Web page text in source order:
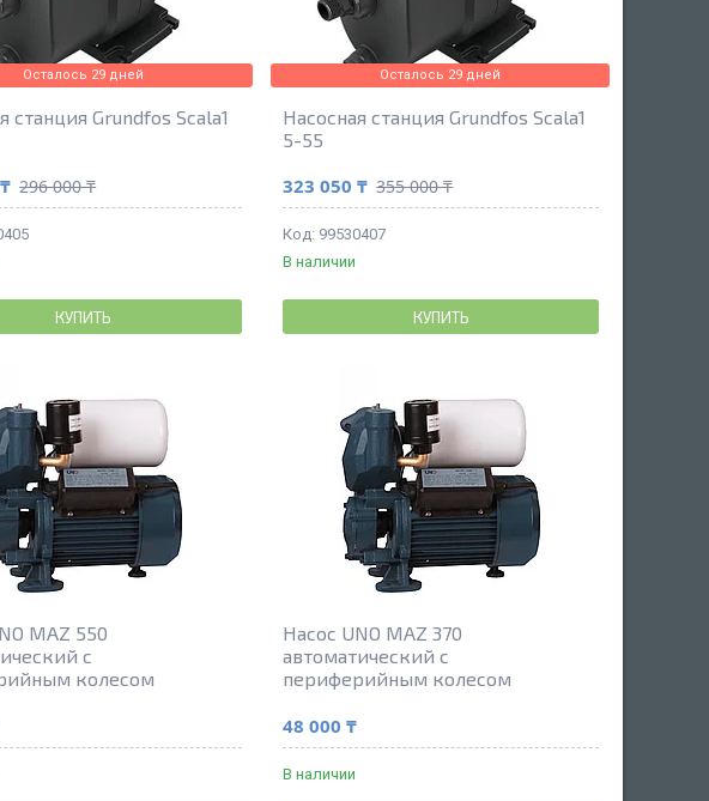
Осталось 29 дней
станция Grundfos Scala1
296 000 ₸
КУПИТЬ
Осталось 29 дней
Насосная станция Grundfos Scala1
5-55
323 050 ₸ 355 000 ₸
99530407
В наличии
КУПИТЬ
MAZ 550
с
колесом
Насос UNO MAZ 370
автоматический с
периферийным колесом
48 000 ₸
В наличии